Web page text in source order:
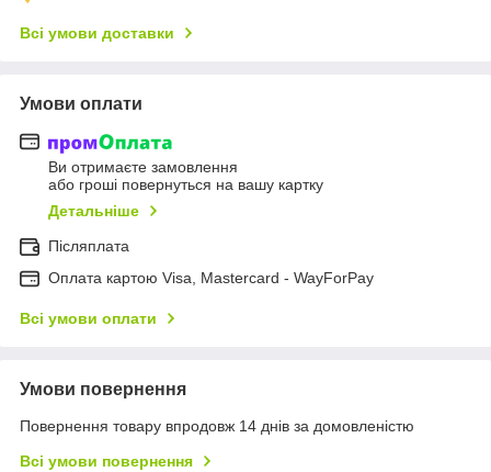
Всі умови доставки
Умови оплати
Ви отримаєте замовлення
або гроші повернуться на вашу картку
Детальніше
Післяплата
Оплата картою Visa, Mastercard - WayForPay
Всі умови оплати
Умови повернення
Повернення товару впродовж 14 днів за домовленістю
Всі умови повернення